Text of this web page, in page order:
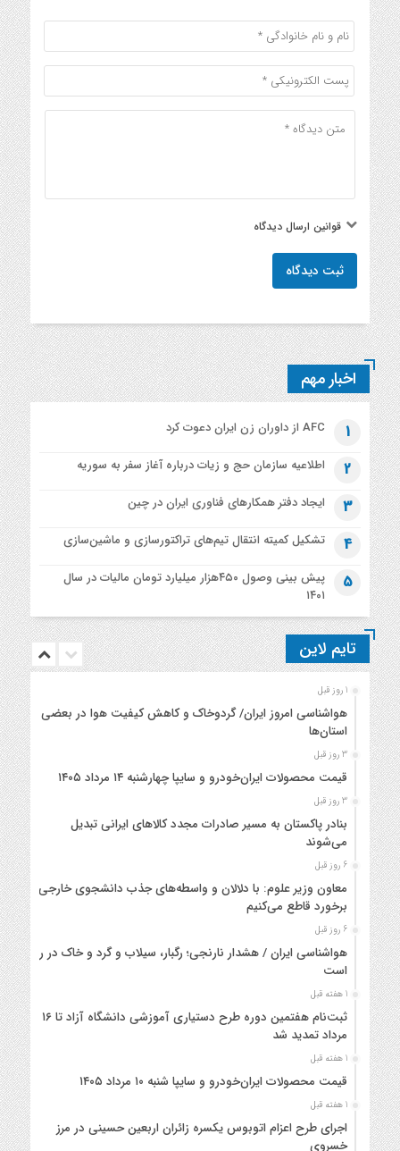
قوانین ارسال دیدگاه
ثبت دیدگاه
اخبار مهم
1 AFC از داوران زن ایران دعوت کرد
2 اطلاعیه‌ سازمان حج و زیات درباره آغاز سفر به سوریه
3 ایجاد دفتر همکارهای فناوری ایران در چین
4 تشکیل کمیته انتقال تیم‌های تراکتورسازی و ماشین‌سازی
5
پیش بینی وصول ۴۵۰هزار میلیارد تومان مالیات در سال
۱۴۰۱
تایم لاین
1 روز قبل
هواشناسی امروز ایران/ گردوخاک و کاهش کیفیت هوا در بعضی
استان‌ها
3 روز قبل
قیمت محصولات ایران‌خودرو و سایپا چهارشنبه ۱۴ مرداد ۱۴۰۵
3 روز قبل
بنادر پاکستان به مسیر صادرات مجدد کالاهای ایرانی تبدیل
می‌شوند
6 روز قبل
معاون وزیر علوم: با دلالان و واسطه‌های جذب دانشجوی خارجی
برخورد قاطع می‌کنیم
6 روز قبل
هواشناسی ایران / هشدار نارنجی؛ رگبار، سیلاب و گرد و خاک در راه
است
1 هفته قبل
ثبت‌نام هفتمین دوره طرح دستیاری آموزشی دانشگاه آزاد تا ۱۶
مرداد تمدید شد
1 هفته قبل
قیمت محصولات ایران‌خودرو و سایپا شنبه ۱۰ مرداد ۱۴۰۵
1 هفته قبل
اجرای طرح اعزام اتوبوس یکسره زائران اربعین حسینی در مرز
خسروی